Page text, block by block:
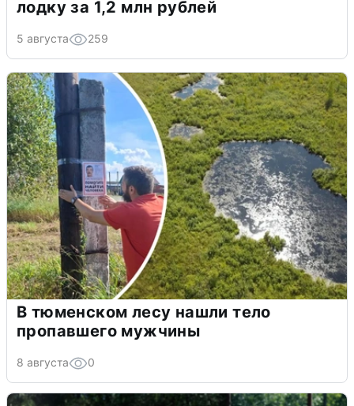
лодку за 1,2 млн рублей
5 августа 259
В тюменском лесу нашли тело
пропавшего мужчины
8 августа 0